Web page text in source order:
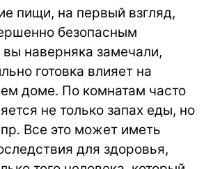
пищи, на первый взгляд,
безопасным
наверняка замечали,
готовка влияет на
доме. По комнатам часто
не только запах еды, но
Все это может иметь
для здоровья,